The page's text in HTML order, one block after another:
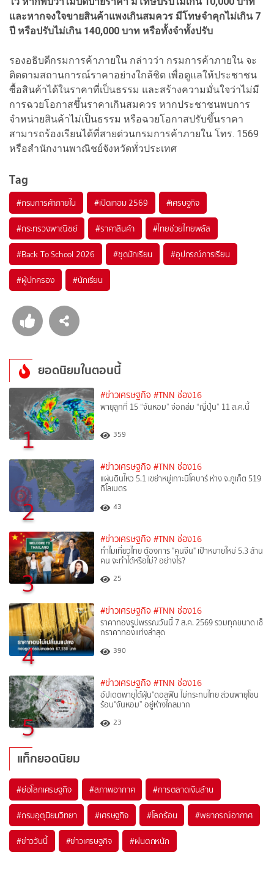
และหากจงใจขายสินค้าแพงเกินสมควร มีโทษจำคุกไม่เกิน 7
ปี หรือปรับไม่เกิน 140,000 บาท หรือทั้งจำทั้งปรับ
รองอธิบดีกรมการค้าภายใน กล่าวว่า กรมการค้าภายใน จะ
ติดตามสถานการณ์ราคาอย่างใกล้ชิด เพื่อดูแลให้ประชาชน
ซื้อสินค้าได้ในราคาที่เป็นธรรม และสร้างความมั่นใจว่าไม่มี
การฉวยโอกาสขึ้นราคาเกินสมควร หากประชาชนพบการ
จำหน่ายสินค้าไม่เป็นธรรม หรือฉวยโอกาสปรับขึ้นราคา
สามารถร้องเรียนได้ที่สายด่วนกรมการค้าภายใน โทร. 1569
หรือสำนักงานพาณิชย์จังหวัดทั่วประเทศ
Tag
#กรมการค้าภายใน #เปิดเทอม 2569 #เศรษฐกิจ
#กระทรวงพาณิชย์ #ราคาสินค้า #ไทยช่วยไทยพลัส
#Back To School 2026 #ชุดนักเรียน #อุปกรณ์การเรียน
#ผู้ปกครอง #นักเรียน
ยอดนิยมในตอนนี้
1
#ข่าวเศรษฐกิจ #TNN ช่อง16
พายุลูกที่ 15 “จันหอม” จ่อถล่ม “ญี่ปุ่น” 11 ส.ค.นี้
359
2
#ข่าวเศรษฐกิจ #TNN ช่อง16
แผ่นดินไหว 5.1 เขย่าหมู่เกาะนิโคบาร์ ห่าง จ.ภูเก็ต 519
กิโลเมตร
43
3
#ข่าวเศรษฐกิจ #TNN ช่อง16
ทำไมเที่ยวไทย ต้องการ "คนจีน" เป้าหมายใหม่ 5.3 ล้าน
คน จะทำได้หรือไม่? อย่างไร?
25
4
#ข่าวเศรษฐกิจ #TNN ช่อง16
ราคาทองรูปพรรณวันนี้ 7 ส.ค. 2569 รวมทุกขนาด เช็
กราคาทองแท่งล่าสุด
390
5
#ข่าวเศรษฐกิจ #TNN ช่อง16
อัปเดตพายุไต้ฝุ่น"ดอลฟิน ไม่กระทบไทย ส่วนพายุโซน
ร้อน"จันหอม” อยู่ห่างไกลมาก
23
แท็กยอดนิยม
#ย่อโลกเศรษฐกิจ #สภาพอากาศ #การตลาดเงินล้าน
#กรมอุตุนิยมวิทยา #เศรษฐกิจ #โลกร้อน #พยากรณ์อากาศ
#ข่าววันนี้ #ข่าวเศรษฐกิจ #ฝนตกหนัก